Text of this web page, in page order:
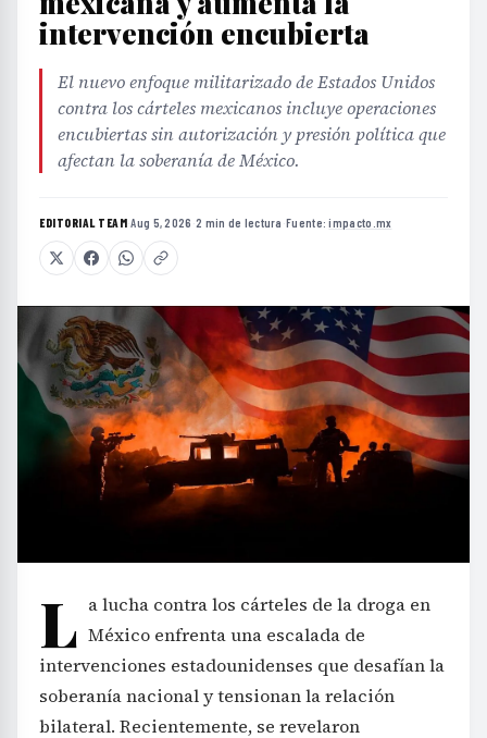
intervención encubierta
El nuevo enfoque militarizado de Estados Unidos
contra los cárteles mexicanos incluye operaciones
encubiertas sin autorización y presión política que
afectan la soberanía de México.
EDITORIAL TEAM·Aug 5, 2026 ·2 min de lectura ·Fuente:impacto.mx
L a lucha contra los cárteles de la droga en
México enfrenta una escalada de
intervenciones estadounidenses que desafían la
soberanía nacional y tensionan la relación
bilateral. Recientemente, se revelaron